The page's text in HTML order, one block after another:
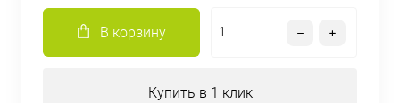
В корзину
Купить в 1 клик